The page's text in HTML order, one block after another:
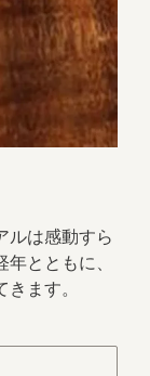
ルは感動すら
とともに、
ます。